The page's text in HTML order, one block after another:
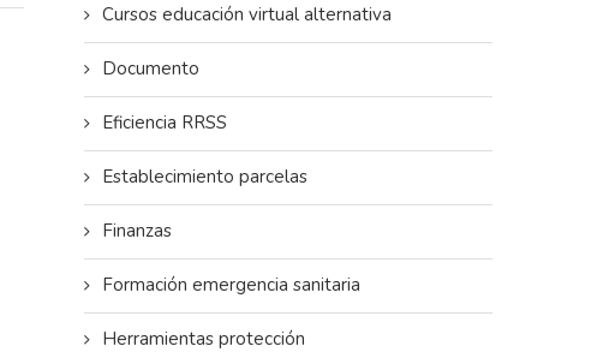
Cursos educación virtual alternativa
Documento
Eficiencia RRSS
Establecimiento parcelas
Finanzas
Formación emergencia sanitaria
Herramientas protección